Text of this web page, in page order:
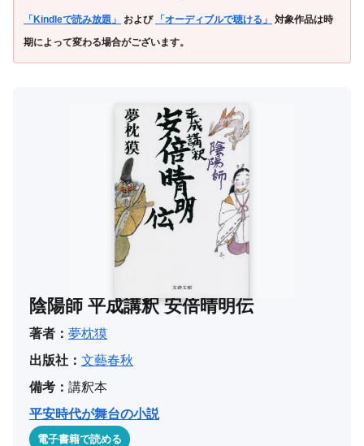
「Kindleで読み放題」 および 「オーディブルで聴ける」
対象作品は時
期によって変わる場合がございます。
陰陽師 平成講釈 安倍晴明伝
著者： 夢枕獏
出版社： 文藝春秋
備考： 講釈本
平安時代が舞台の小説
電子書籍で読める